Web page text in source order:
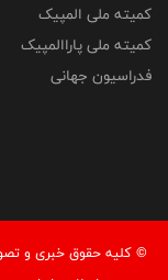
کمیته ملی المپیک
کمیته ملی پاراالمپیک
فدراسیون جهانی
© کليه حقوق خبری و